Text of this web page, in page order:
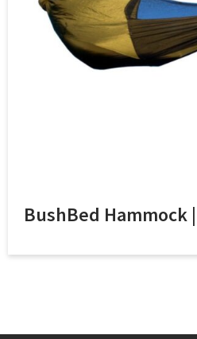
BushBed Hammock